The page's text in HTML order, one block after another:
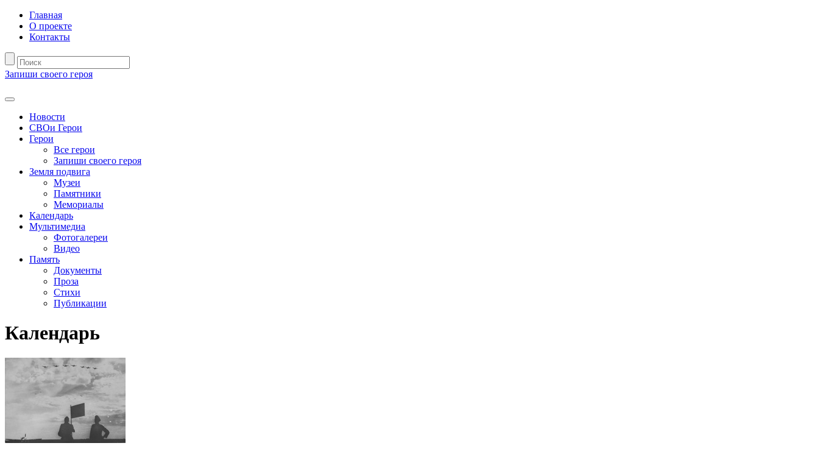
Главная
О проекте
Контакты
Запиши своего героя
Новости
СВОи Герои
Герои
Все герои
Запиши своего героя
Земля подвига
Музеи
Памятники
Мемориалы
Календарь
Мультимедиа
Фотогалереи
Видео
Память
Документы
Проза
Стихи
Публикации
Календарь